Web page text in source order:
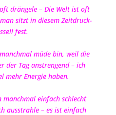
drängele – Die Welt ist oft
sitzt in diesem Zeitdruck-
fest.
müde bin, weil die
der Tag anstrengend – ich
mehr Energie haben.
manchmal einfach schlecht
ausstrahle – es ist einfach